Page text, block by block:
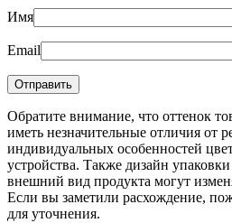
Имя
Email
Обратите внимание, что оттенок
иметь незначительные отличия от
индивидуальных особенностей
устройства. Также дизайн
внешний вид продукта могут
Если вы заметили расхождение,
для уточнения.